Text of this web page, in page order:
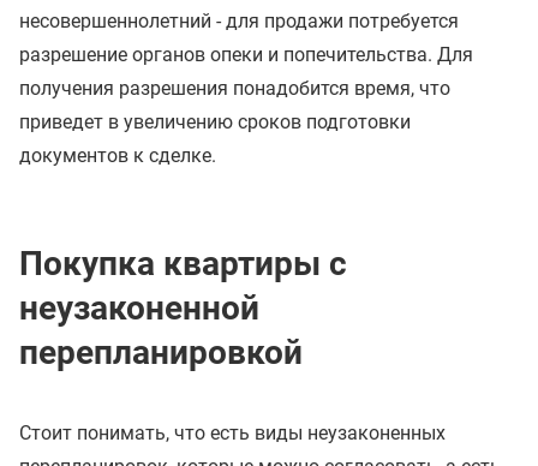
несовершеннолетний - для продажи потребуется
разрешение органов опеки и попечительства. Для
получения разрешения понадобится время, что
приведет в увеличению сроков подготовки
документов к сделке.
Покупка квартиры с
неузаконенной
перепланировкой
Стоит понимать, что есть виды неузаконенных